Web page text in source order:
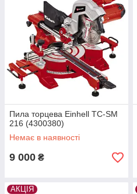
Пила торцева Einhell TC-SM
216 (4300380)
Немає в наявності
9 000 ₴
АКЦІЯ